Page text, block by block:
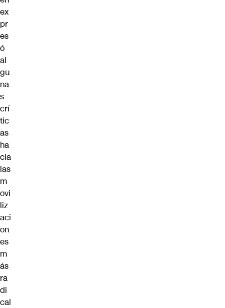
ex
pr
es
ó
al
gu
na
s
crí
tic
as
ha
cia
las
m
ovi
liz
aci
on
es
m
ás
ra
di
cal